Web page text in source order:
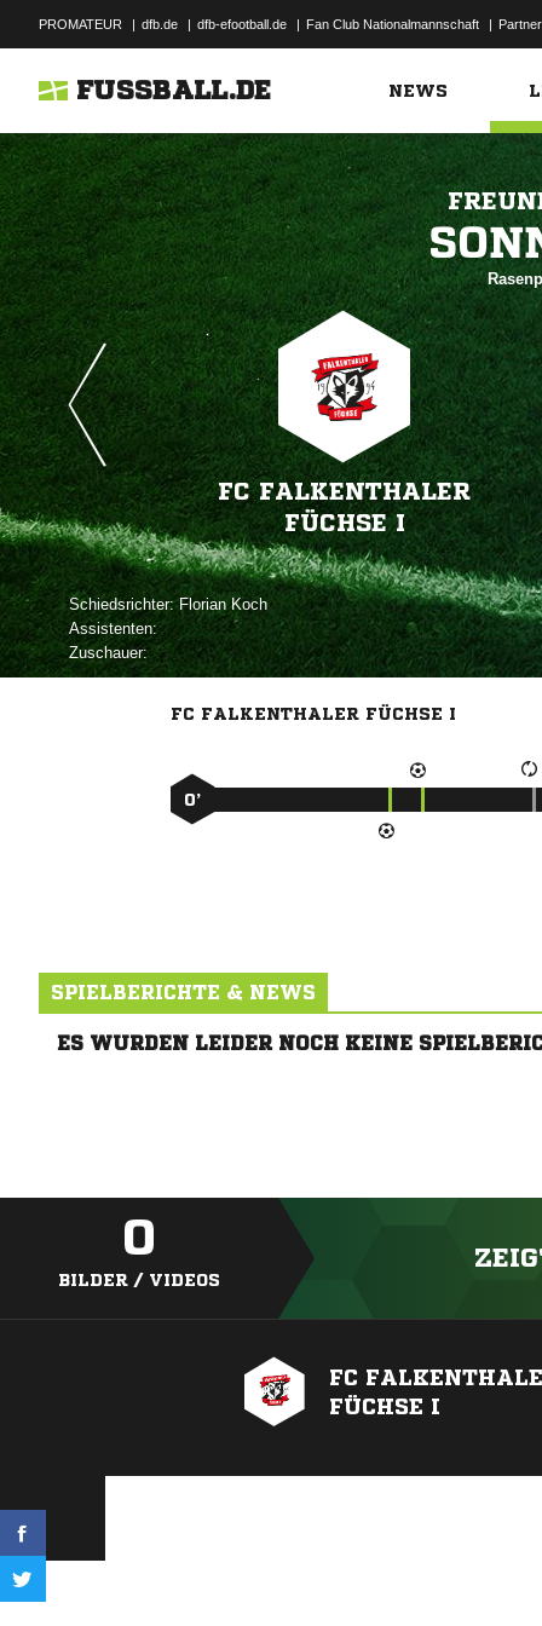
PROMATEUR | dfb.de | dfb-efootball.de | Fan Club Nationalmannschaft | Partner
FUSSBALL.DE NEWS
FC FALKENTHALER
FÜCHSE I
Schiedsrichter: 
Assistenten:
Zuschauer:
FC FALKENTHALER FÜCHSE I
0’
SPIELBERICHTE & NEWS
ES WURDEN LEIDER NOCH KEINE
0
BILDER / VIDEOS
FC
FÜCHSE I